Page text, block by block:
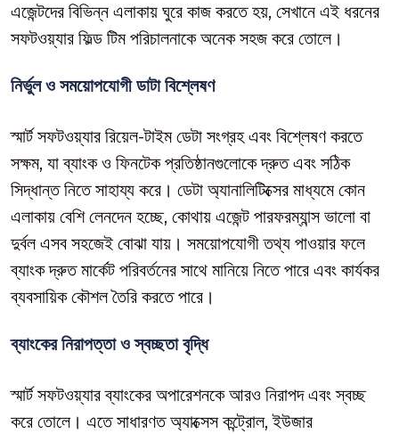
এজেন্টদের বিভিন্ন এলাকায় ঘুরে কাজ করতে হয়, সেখানে এই ধরনের
সফটওয়্যার ফিল্ড টিম পরিচালনাকে অনেক সহজ করে তোলে।
নির্ভুল ও সময়োপযোগী ডাটা বিশ্লেষণ
স্মার্ট সফটওয়্যার রিয়েল-টাইম ডেটা সংগ্রহ এবং বিশ্লেষণ করতে
সক্ষম, যা ব্যাংক ও ফিনটেক প্রতিষ্ঠানগুলোকে দ্রুত এবং সঠিক
সিদ্ধান্ত নিতে সাহায্য করে। ডেটা অ্যানালিটিক্সের মাধ্যমে কোন
এলাকায় বেশি লেনদেন হচ্ছে, কোথায় এজেন্ট পারফরম্যান্স ভালো বা
দুর্বল এসব সহজেই বোঝা যায়। সময়োপযোগী তথ্য পাওয়ার ফলে
ব্যাংক দ্রুত মার্কেট পরিবর্তনের সাথে মানিয়ে নিতে পারে এবং কার্যকর
ব্যবসায়িক কৌশল তৈরি করতে পারে।
ব্যাংকের নিরাপত্তা ও স্বচ্ছতা বৃদ্ধি
স্মার্ট সফটওয়্যার ব্যাংকের অপারেশনকে আরও নিরাপদ এবং স্বচ্ছ
করে তোলে। এতে সাধারণত অ্যাক্সেস কন্ট্রোল, ইউজার